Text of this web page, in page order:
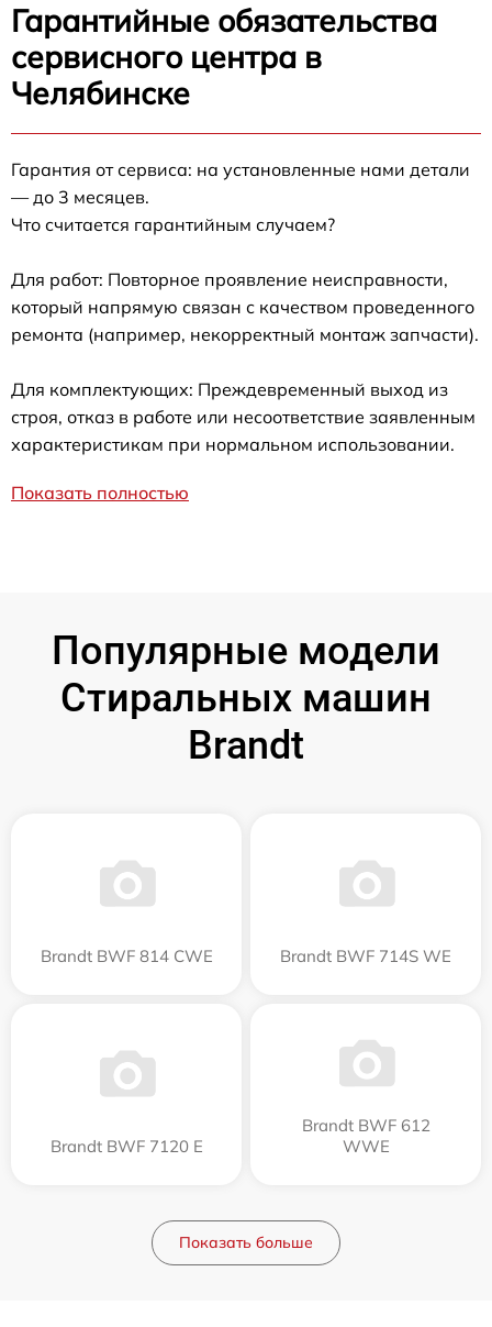
Гарантийные обязательства
сервисного центра в
Челябинске
Гарантия от сервиса: на установленные нами детали
— до 3 месяцев.
Что считается гарантийным случаем?
Для работ: Повторное проявление неисправности,
который напрямую связан с качеством проведенного
ремонта (например, некорректный монтаж запчасти).
Для комплектующих: Преждевременный выход из
строя, отказ в работе или несоответствие заявленным
характеристикам при нормальном использовании.
Показать полностью
Популярные модели
Стиральных машин
Brandt
Brandt BWF 814 CWE Brandt BWF 714S WE
Brandt BWF 7120 E
Brandt BWF 612
WWE
Показать больше